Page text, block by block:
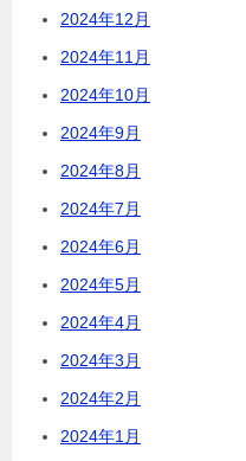
2024年12月
2024年11月
2024年10月
2024年9月
2024年8月
2024年7月
2024年6月
2024年5月
2024年4月
2024年3月
2024年2月
2024年1月